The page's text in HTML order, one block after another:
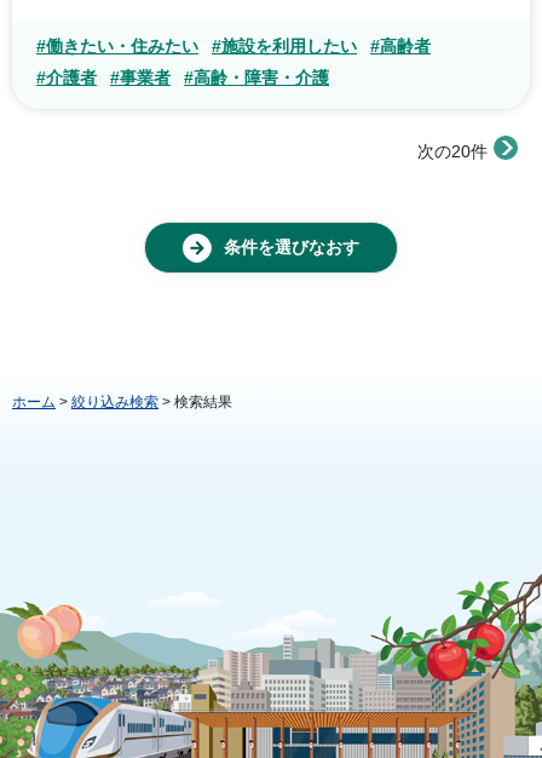
#働きたい・住みたい #施設を利用したい
#高齢者
#介護者
#事業者 #高齢・障害・介護
次の20件
条件を選びなおす
ホーム > 絞り込み検索 > 検索結果